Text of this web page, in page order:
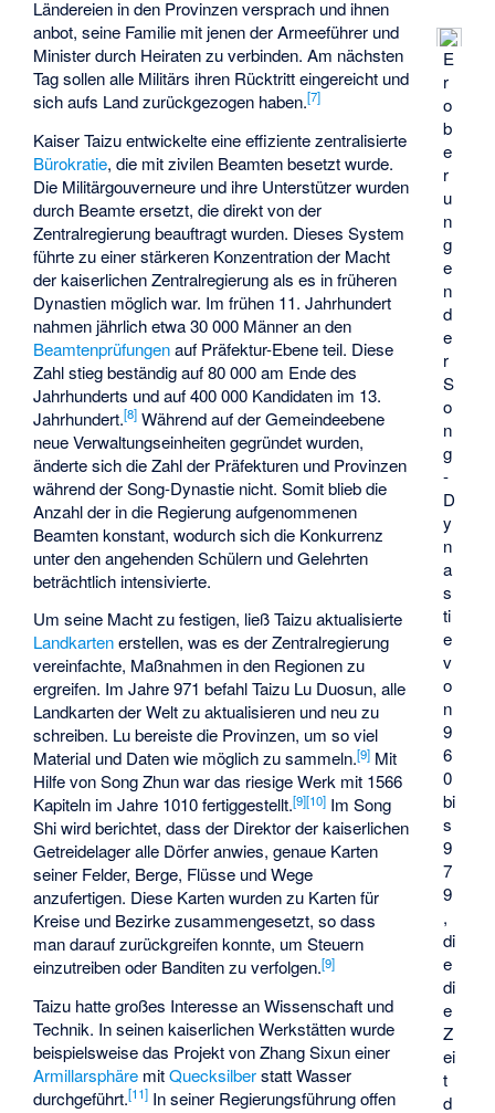
E
r
o
b
e
r
u
n
g
e
n
d
e
r
S
o
n
g
-
D
y
n
a
s
ti
e
v
o
n
9
6
0
bi
s
9
7
9
,
di
e
di
e
Z
ei
t
d
Ländereien in den Provinzen versprach und ihnen
anbot, seine Familie mit jenen der Armeeführer und
Minister durch Heiraten zu verbinden. Am nächsten
Tag sollen alle Militärs ihren Rücktritt eingereicht und
sich aufs Land zurückgezogen haben.[7]
Kaiser Taizu entwickelte eine effiziente zentralisierte
Bürokratie, die mit zivilen Beamten besetzt wurde.
Die Militärgouverneure und ihre Unterstützer wurden
durch Beamte ersetzt, die direkt von der
Zentralregierung beauftragt wurden. Dieses System
führte zu einer stärkeren Konzentration der Macht
der kaiserlichen Zentralregierung als es in früheren
Dynastien möglich war. Im frühen 11. Jahrhundert
nahmen jährlich etwa 30 000 Männer an den
Beamtenprüfungenauf Präfektur-Ebene teil. Diese
Zahl stieg beständig auf 80 000 am Ende des
Jahrhunderts und auf 400 000 Kandidaten im 13.
Jahrhundert.[8] Während auf der Gemeindeebene
neue Verwaltungseinheiten gegründet wurden,
änderte sich die Zahl der Präfekturen und Provinzen
während der Song-Dynastie nicht. Somit blieb die
Anzahl der in die Regierung aufgenommenen
Beamten konstant, wodurch sich die Konkurrenz
unter den angehenden Schülern und Gelehrten
beträchtlich intensivierte.
Um seine Macht zu festigen, ließ Taizu aktualisierte
Landkartenerstellen, was es der Zentralregierung
vereinfachte, Maßnahmen in den Regionen zu
ergreifen. Im Jahre 971 befahl Taizu Lu Duosun, alle
Landkarten der Welt zu aktualisieren und neu zu
schreiben. Lu bereiste die Provinzen, um so viel
Material und Daten wie möglich zu sammeln.[9] Mit
Hilfe vonSong Zhunwar das riesige Werk mit 1566
Kapiteln im Jahre 1010 fertiggestellt.[9][10] ImSong
Shiwird berichtet, dass der Direktor der kaiserlichen
Getreidelager alle Dörfer anwies, genaue Karten
seiner Felder, Berge, Flüsse und Wege
anzufertigen. Diese Karten wurden zu Karten für
Kreise und Bezirke zusammengesetzt, so dass
man darauf zurückgreifen konnte, um Steuern
einzutreiben oder Banditen zu verfolgen.[9]
Taizu hatte großes Interesse an Wissenschaft und
Technik. In seinen kaiserlichen Werkstätten wurde
beispielsweise das Projekt vonZhang Sixuneiner
Armillarsphäre mitQuecksilberstatt Wasser
durchgeführt.[11] In seiner Regierungsführung offen